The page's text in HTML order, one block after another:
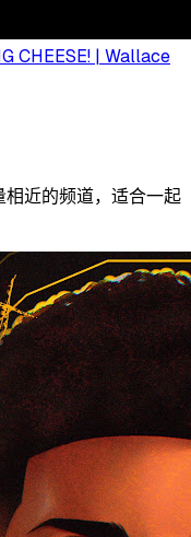
CHEESE! | Wallace
相近的频道，适合一起